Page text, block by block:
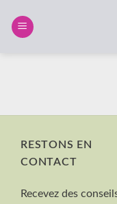
RESTONS EN
CONTACT
Recevez des